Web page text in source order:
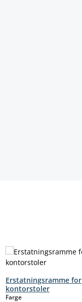
Erstatningsramme for
kontorstoler
Fargeselect